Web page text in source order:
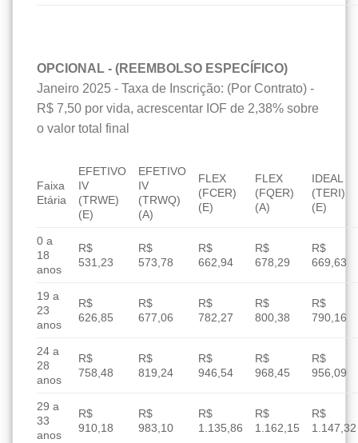
OPCIONAL - (REEMBOLSO ESPECÍFICO)
Janeiro 2025 - Taxa de Inscrição: (Por Contrato) -
R$ 7,50 por vida, acrescentar IOF de 2,38% sobre
o valor total final
Faixa
Etária
EFETIVO
IV
(TRWE)
(E)
EFETIVO
IV
(TRWQ)
(A)
FLEX
(FCER)
(E)
FLEX
(FQER)
(A)
IDEAL
(TERI)
(E)
0 a
18
anos
R$
531,23
R$
573,78
R$
662,94
R$
678,29
R$
669,63
19 a
23
anos
R$
626,85
R$
677,06
R$
782,27
R$
800,38
R$
790,16
24 a
28
anos
R$
758,48
R$
819,24
R$
946,54
R$
968,45
R$
956,09
29 a
33
anos
R$
910,18
R$
983,10
R$
1.135,86
R$
1.162,15
R$
1.147,32